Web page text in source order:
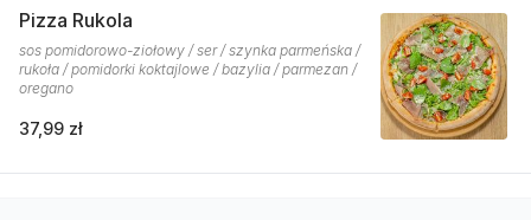
Pizza Rukola
sos pomidorowo-ziołowy / ser / szynka parmeńska /
rukoła / pomidorki koktajlowe / bazylia / parmezan /
oregano
37,99 zł